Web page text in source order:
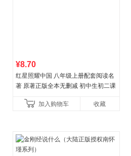
¥8.70
红星照耀中国 八年级上册配套阅读名
著 原著正版全本无删减 初中生初二课
加入购物车
收藏